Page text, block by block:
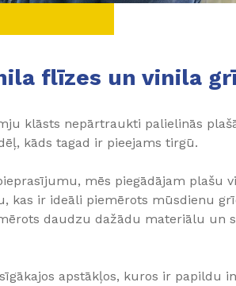
flīzes un vinila
klāsts nepārtraukti palielinās
kāds tagad ir pieejams tirgū.
mēs piegādājam plašu
kas ir ideāli piemērots mūsdienu
daudzu dažādu materiālu un
apstākļos, kuros ir papildu